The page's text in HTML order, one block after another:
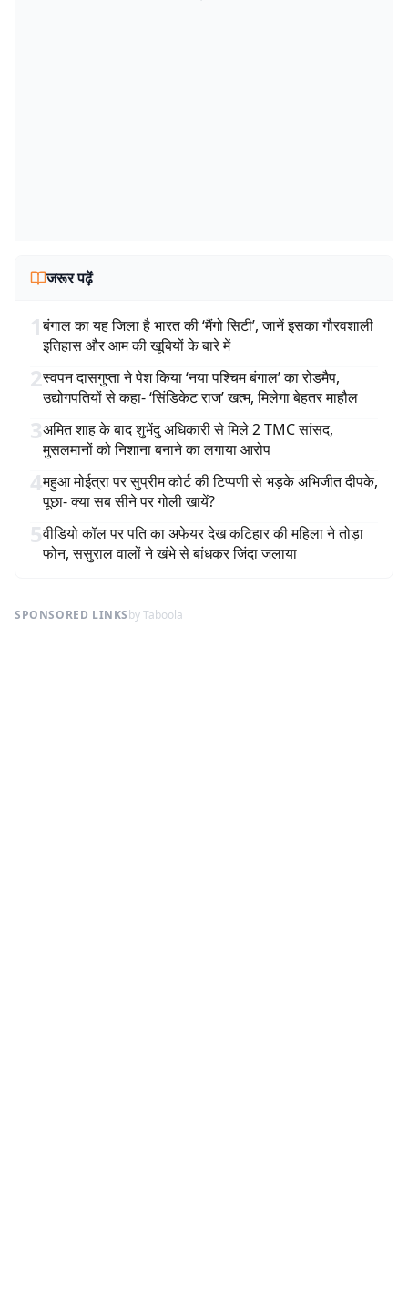
जरूर पढ़ें
1बंगाल का यह जिला है भारत की ‘मैंगो सिटी’, जानें इसका गौरवशाली
इतिहास और आम की खूबियों के बारे में
2स्वपन दासगुप्ता ने पेश किया ‘नया पश्चिम बंगाल’ का रोडमैप,
उद्योगपतियों से कहा- ‘सिंडिकेट राज’ खत्म, मिलेगा बेहतर माहौल
3अमित शाह के बाद शुभेंदु अधिकारी से मिले 2 TMC सांसद,
मुसलमानों को निशाना बनाने का लगाया आरोप
4महुआ मोईत्रा पर सुप्रीम कोर्ट की टिप्पणी से भड़के अभिजीत दीपके,
पूछा- क्या सब सीने पर गोली खायें?
5वीडियो कॉल पर पति का अफेयर देख कटिहार की महिला ने तोड़ा
फोन, ससुराल वालों ने खंभे से बांधकर जिंदा जलाया
SPONSORED LINKSby Taboola